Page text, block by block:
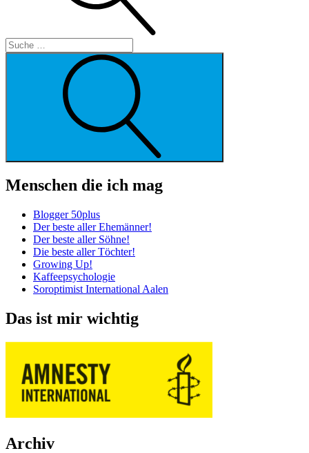
Menschen die ich mag
Blogger 50plus
Der beste aller Ehemänner!
Der beste aller Söhne!
Die beste aller Töchter!
Growing Up!
Kaffeepsychologie
Soroptimist International Aalen
Das ist mir wichtig
Archiv